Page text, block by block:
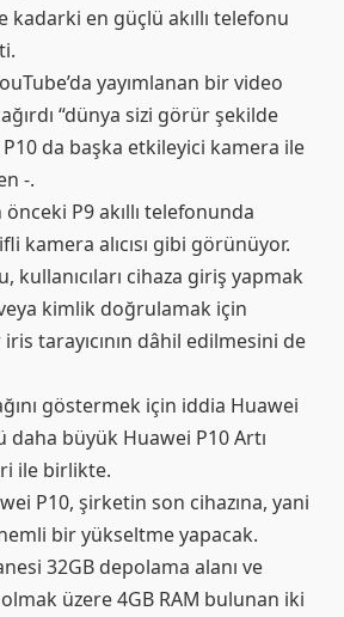
kadarki en güçlü akıllı telefonu
yayımlanan bir video
“dünya sizi görür şekilde
da başka etkileyici kamera ile
-.
P9 akıllı telefonunda
kamera alıcısı gibi görünüyor.
kullanıcıları cihaza giriş yapmak
kimlik doğrulamak için
tarayıcının dâhil edilmesini de
göstermek için iddia Huawei
daha büyük Huawei P10 Artı
ile birlikte.
P10, şirketin son cihazına, yani
bir yükseltme yapacak.
32GB depolama alanı ve
olmak üzere 4GB RAM bulunan iki